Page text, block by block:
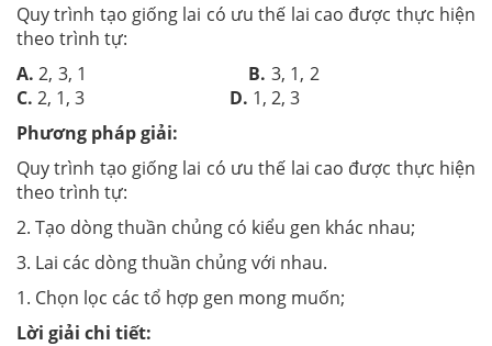
Quy trình tạo giống lai có ưu thế lai cao được thực hiện
theo trình tự:
A.2, 3, 1 B. 3, 1, 2
C. 2, 1, 3 D. 1, 2, 3
Phương pháp giải:
Quy trình tạo giống lai có ưu thế lai cao được thực hiện
theo trình tự:
2. Tạo dòng thuần chủng có kiểu gen khác nhau;
3. Lai các dòng thuần chủng với nhau.
1. Chọn lọc các tổ hợp gen mong muốn;
Lời giải chi tiết: